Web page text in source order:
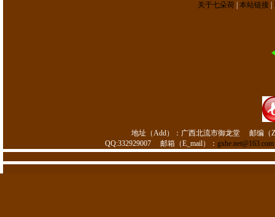
关于七朵荷 本站链接|
地址（Add）： 广西北流市御龙堂 邮编（
QQ:332929007 邮箱（E_mail）： gxhe.net@163.com